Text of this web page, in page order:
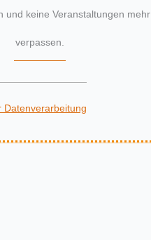
und keine Veranstaltungen mehr
verpassen.
Datenverarbeitung